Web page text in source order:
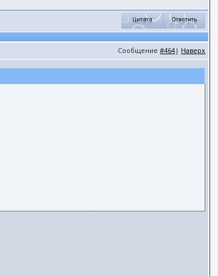
Сообщение#464| Наверх